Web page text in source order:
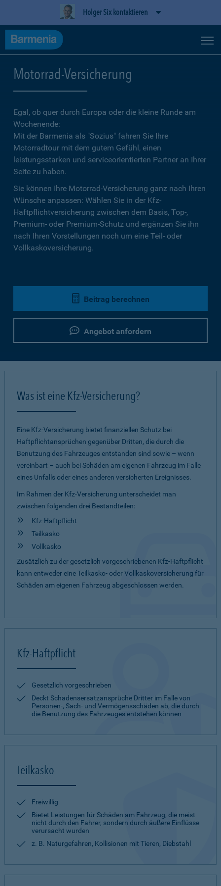
Holger Six kontaktieren
Motorrad-Versicherung
Egal, ob quer durch Europa oder die kleine Runde am
Wochenende:
Mit der Barmenia als "Sozius" fahren Sie Ihre
Motorradtour mit dem gutem Gefühl, einen
leistungsstarken und serviceorientierten Partner an Ihrer
Seite zu haben.
Sie können Ihre Motorrad-Versicherung ganz nach Ihren
Wünsche anpassen: Wählen Sie in der Kfz-
Haftpflichtversicherung zwischen dem Basis, Top-,
Premium- oder Premium-Schutz und ergänzen Sie ihn
nach Ihren Vorstellungen noch um eine Teil- oder
Vollkaskoversicherung.
Beitrag berechnen
Angebot anfordern
Was ist eine Kfz-Versicherung?
Eine Kfz-Versicherung bietet finanziellen Schutz bei
Haftpflichtansprüchen gegenüber Dritten, die durch die
Benutzung des Fahrzeuges entstanden sind sowie – wenn
vereinbart – auch bei Schäden am eigenen Fahrzeug im Falle
eines Unfalls oder eines anderen versicherten Ereignisses.
Im Rahmen der Kfz-Versicherung unterscheidet man
zwischen folgenden drei Bestandteilen:
Kfz-Haftpflicht
Teilkasko
Vollkasko
Zusätzlich zu der gesetzlich vorgeschriebenen Kfz-Haftpflicht
kann entweder eine Teilkasko- oder Vollkaskoversicherung für
Schäden am eigenen Fahrzeug abgeschlossen werden.
Kfz-Haftpflicht
Gesetzlich vorgeschrieben
Deckt Schadensersatzansprüche Dritter im Falle von
Personen-, Sach- und Vermögensschäden ab, die durch
die Benutzung des Fahrzeuges entstehen können
Teilkasko
Freiwillig
Bietet Leistungen für Schäden am Fahrzeug, die meist
nicht durch den Fahrer, sondern durch äußere Einflüsse
verursacht wurden
z. B. Naturgefahren, Kollisionen mit Tieren, Diebstahl